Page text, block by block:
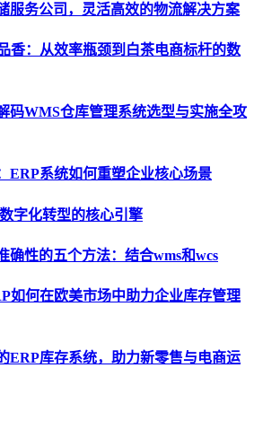
服务公司，灵活高效的物流解决方案
香：从效率瓶颈到白茶电商标杆的数
码WMS仓库管理系统选型与实施全攻
ERP系统如何重塑企业核心场景
字化转型的核心引擎
确性的五个方法：结合wms和wcs
如何在欧美市场中助力企业库存管理
ERP库存系统，助力新零售与电商运